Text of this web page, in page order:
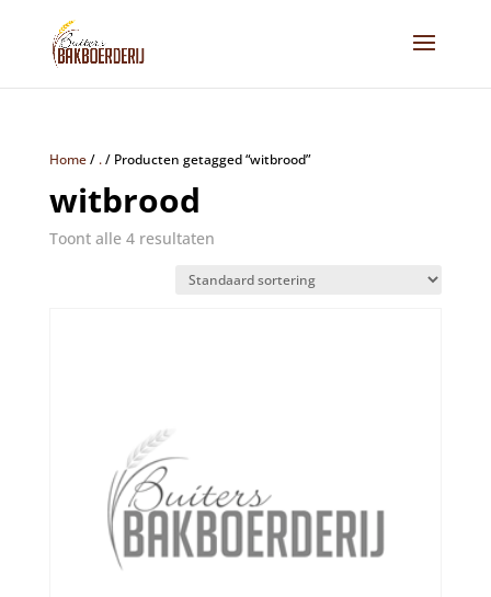
Home/ ./ Producten getagged “witbrood”
witbrood
Toont alle 4 resultaten